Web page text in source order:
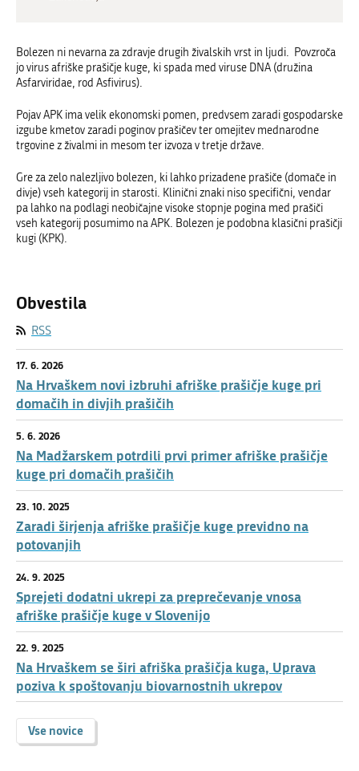
Bolezen ni nevarna za zdravje drugih živalskih vrst in ljudi. Povzroča
jo virus afriške prašičje kuge, ki spada med viruse DNA (družina
Asfarviridae, rod Asfivirus).
Pojav APK ima velik ekonomski pomen, predvsem zaradi gospodarske
izgube kmetov zaradi poginov prašičev ter omejitev mednarodne
trgovine z živalmi in mesom ter izvoza v tretje države.
Gre za zelo nalezljivo bolezen, ki lahko prizadene prašiče (domače in
divje) vseh kategorij in starosti. Klinični znaki niso specifični, vendar
pa lahko na podlagi neobičajne visoke stopnje pogina med prašiči
vseh kategorij posumimo na APK. Bolezen je podobna klasični prašičji
kugi (KPK).
Obvestila
RSS
17. 6. 2026
Na Hrvaškem novi izbruhi afriške prašičje kuge pri
domačih in divjih prašičih
5. 6. 2026
Na Madžarskem potrdili prvi primer afriške prašičje
kuge pri domačih prašičih
23. 10. 2025
Zaradi širjenja afriške prašičje kuge previdno na
potovanjih
24. 9. 2025
Sprejeti dodatni ukrepi za preprečevanje vnosa
afriške prašičje kuge v Slovenijo
22. 9. 2025
Na Hrvaškem se širi afriška prašičja kuga, Uprava
poziva k spoštovanju biovarnostnih ukrepov
Vse novice